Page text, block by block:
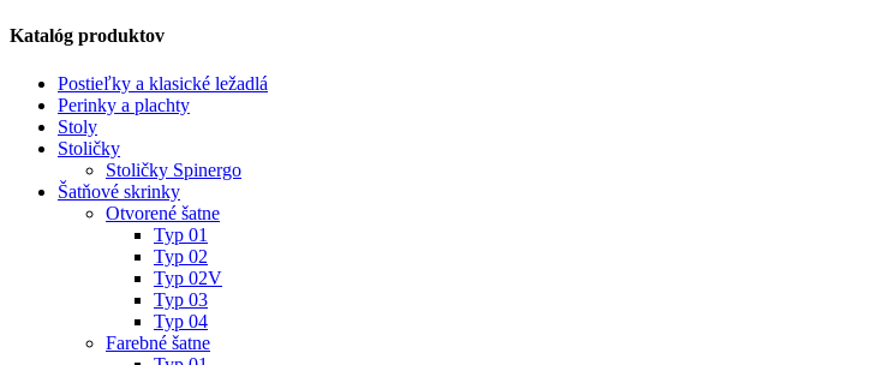
Katalóg produktov
Postieľky a klasické ležadlá
Perinky a plachty
Stoly
Stoličky
Stoličky Spinergo
Šatňové skrinky
Otvorené šatne
Typ 01
Typ 02
Typ 02V
Typ 03
Typ 04
Farebné šatne